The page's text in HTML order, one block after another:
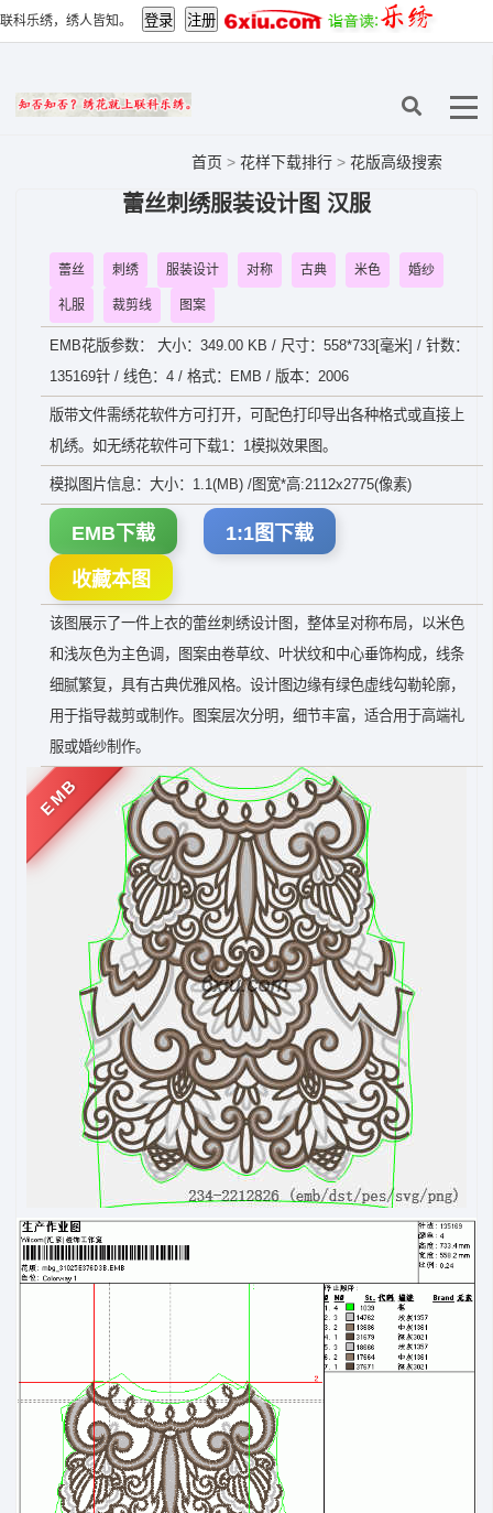
联科乐绣，绣人皆知。
首页 > 花样下载排行 > 花版高级搜索
蕾丝刺绣服装设计图 汉服
蕾丝 刺绣 服装设计 对称 古典 米色 婚纱
礼服 裁剪线 图案
EMB花版参数： 大小：349.00 KB / 尺寸：558*733[毫米] / 针数：
135169针 / 线色：4 / 格式：EMB / 版本：2006
版带文件需绣花软件方可打开，可配色打印导出各种格式或直接上
机绣。如无绣花软件可下载1：1模拟效果图。
模拟图片信息：大小：1.1(MB) /图宽*高:2112x2775(像素)
EMB下载 1:1图下载
收藏本图
该图展示了一件上衣的蕾丝刺绣设计图，整体呈对称布局，以米色
和浅灰色为主色调，图案由卷草纹、叶状纹和中心垂饰构成，线条
细腻繁复，具有古典优雅风格。设计图边缘有绿色虚线勾勒轮廓，
用于指导裁剪或制作。图案层次分明，细节丰富，适合用于高端礼
服或婚纱制作。
EMB